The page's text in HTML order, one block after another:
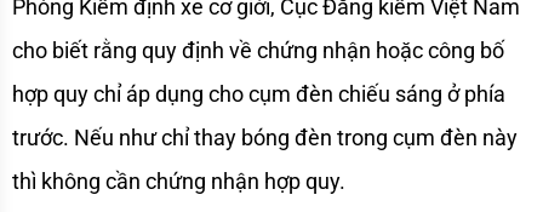
Phòng Kiểm định xe cơ giới, Cục Đăng kiểm Việt Nam
cho biết rằng quy định về chứng nhận hoặc công bố
hợp quy chỉ áp dụng cho cụm đèn chiếu sáng ở phía
trước. Nếu như chỉ thay bóng đèn trong cụm đèn này
thì không cần chứng nhận hợp quy.